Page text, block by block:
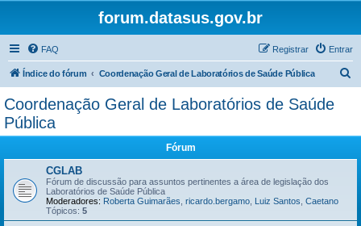
forum.datasus.gov.br
FAQ Entrar
Registrar
Índice do fórum Coordenação Geral de Laboratórios de Saúde Pública
Coordenação Geral de Laboratórios de Saúde
Pública
Fórum
CGLAB
Fórum de discussão para assuntos pertinentes a área de legislação dos
Laboratórios de Saúde Pública
Moderadores: Roberta Guimarães ricardo.bergamo Luiz Santos Caetano
Tópicos: 5